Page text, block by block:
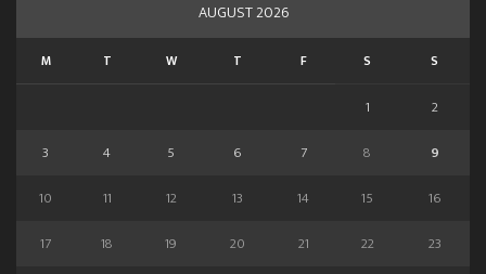
AUGUST 2026
M T W T F S S
1
2
3
4 5 6 7 8
9
10
11 12 13 14 15
16
17
18 19 20 21 22
23